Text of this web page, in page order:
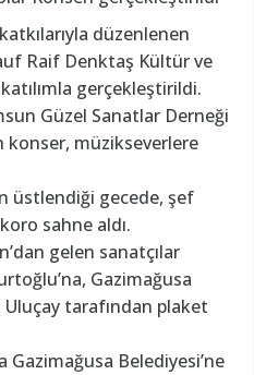
düzenlenen
Raif Denktaş Kültür ve
gerçekleştirildi.
Güzel Sanatlar Derneği
konser, müzikseverlere
üstlendiği gecede, şef
sahne aldı.
gelen sanatçılar
Gazimağusa
Uluçay tarafından plaket
Gazimağusa Belediyesi’ne